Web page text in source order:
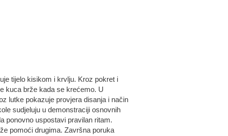
tijelo kisikom i krvlju. Kroz pokret i
kuca brže kada se krećemo. U
lutke pokazuje provjera disanja i način
sudjeluju u demonstraciji osnovnih
ponovno uspostavi pravilan ritam.
pomoći drugima. Završna poruka